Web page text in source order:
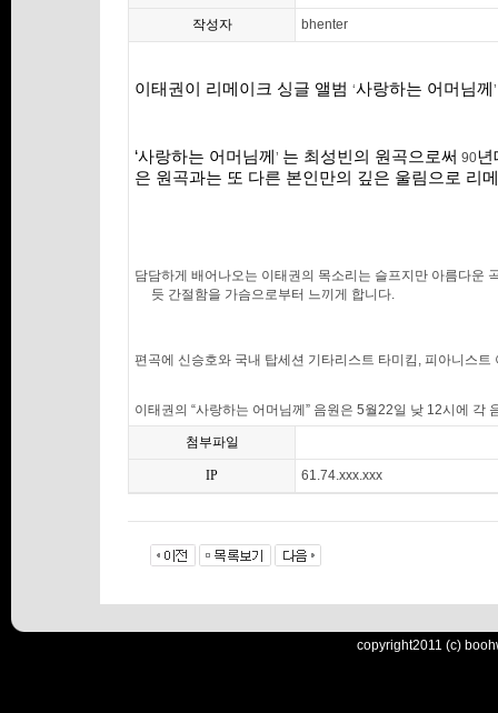
작성자 bhenter
이태권이 리메이크 싱글 앨범 ‘사랑하는 어머님께
‘사랑하는 어머님께 ’ 는 최성빈의 원곡으로써 90년
은 원곡과는 또 다른 본인만의 깊은 울림으로 리
담담하게 배어나오는 이태권의 목소리는 슬프지만 아름다운
듯 간절함을 가슴으로부터 느끼게 합니다.
편곡에 신승호와 국내 탑세션 기타리스트 타미킴 , 피아니스트
이태권의 “사랑하는 어머님께 ” 음원은 5월22일 낮 12시에 각
첨부파일
IP 61.74.xxx.xxx
copyright2011 (c)